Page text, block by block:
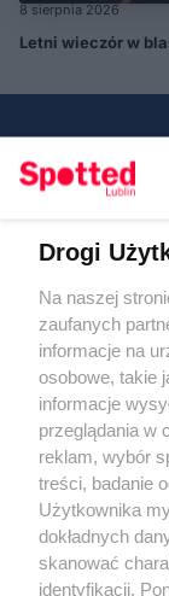
8 sierpnia 2026
Letni wieczór w
Polityka
RODO
Warunki
Drogi
Na naszej
zaufanych
informacje na
osobowe, takie
informacje
przeglądania w
reklam, wybór
treści, badanie
Użytkownika
dokładnych
skanować
identyfikacji.